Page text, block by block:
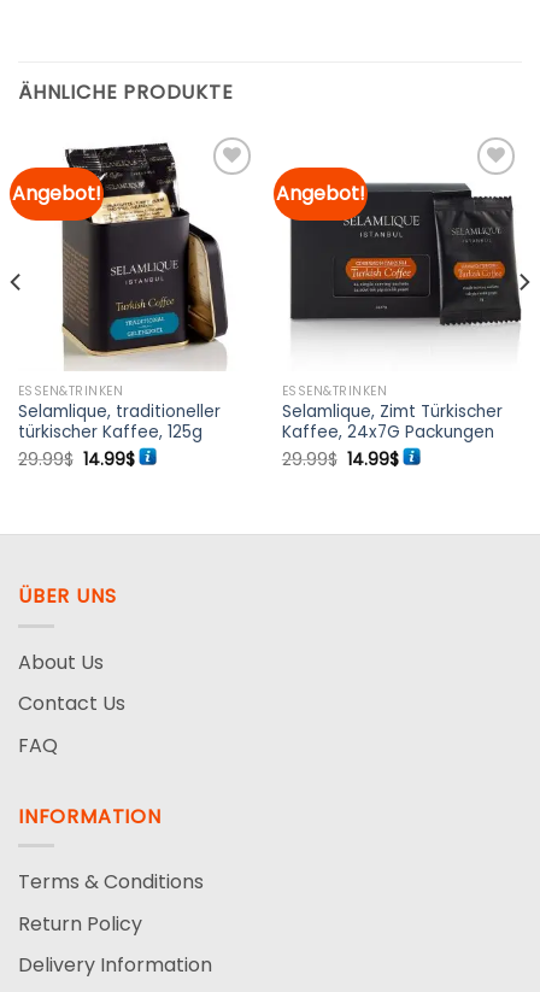
ÄHNLICHE PRODUKTE
Angebot!
Merkliste
hinzufügen
ESSEN&TRINKEN
Selamlique, traditioneller
türkischer Kaffee, 125g
29.99$ Ursprünglicher
Preis
14.99$Aktueller
Preis
Angebot!
Zur
Merkliste
hinzufügen
ESSEN&TRINKEN
Selamlique, Zimt Türkischer
Kaffee, 24x7G Packungen
29.99$ Ursprünglicher
Preis
14.99$Aktueller
Preis
ÜBER UNS
About Us
Contact Us
FAQ
INFORMATION
Terms & Conditions
Return Policy
Delivery Information